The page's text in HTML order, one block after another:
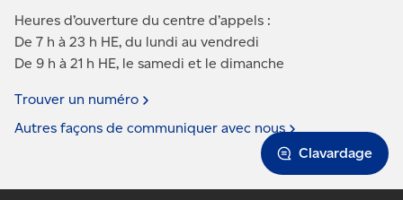
Clavardage
Heures d’ouverture du centre d’appels :
De 7 h à 23 h HE, du lundi au vendredi
De 9 h à 21 h HE, le samedi et le dimanche
Trouver un numéro
Autres façons de communiquer avec nous